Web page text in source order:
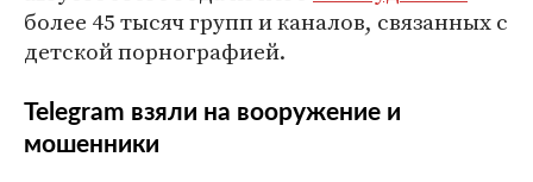
более 45 тысяч групп и каналов, связанных с
детской порнографией.
Telegram взяли на вооружение и
мошенники